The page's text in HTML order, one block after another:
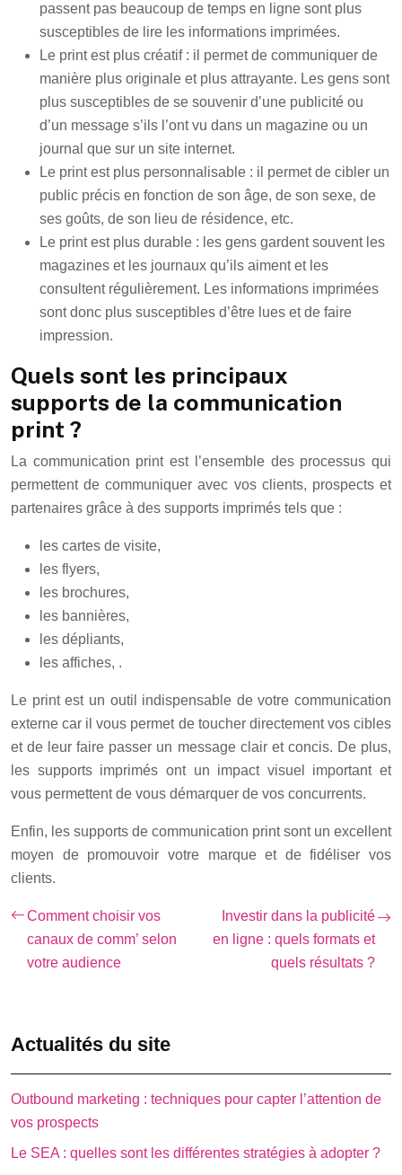
passent pas beaucoup de temps en ligne sont plus
susceptibles de lire les informations imprimées.
Le print est plus créatif : il permet de communiquer de
manière plus originale et plus attrayante. Les gens sont
plus susceptibles de se souvenir d’une publicité ou
d’un message s’ils l’ont vu dans un magazine ou un
journal que sur un site internet.
Le print est plus personnalisable : il permet de cibler un
public précis en fonction de son âge, de son sexe, de
ses goûts, de son lieu de résidence, etc.
Le print est plus durable : les gens gardent souvent les
magazines et les journaux qu’ils aiment et les
consultent régulièrement. Les informations imprimées
sont donc plus susceptibles d’être lues et de faire
impression.
Quels sont les principaux
supports de la communication
print ?
La communication print est l’ensemble des processus qui
permettent de communiquer avec vos clients, prospects et
partenaires grâce à des supports imprimés tels que :
les cartes de visite,
les flyers,
les brochures,
les bannières,
les dépliants,
les affiches, .
Le print est un outil indispensable de votre communication
externe car il vous permet de toucher directement vos cibles
et de leur faire passer un message clair et concis. De plus,
les supports imprimés ont un impact visuel important et
vous permettent de vous démarquer de vos concurrents.
Enfin, les supports de communication print sont un excellent
moyen de promouvoir votre marque et de fidéliser vos
clients.
Comment choisir vos
canaux de comm’ selon
votre audience
Investir dans la publicité
en ligne : quels formats et
quels résultats ?
Actualités du site
Outbound marketing : techniques pour capter l’attention de
vos prospects
Le SEA : quelles sont les différentes stratégies à adopter ?